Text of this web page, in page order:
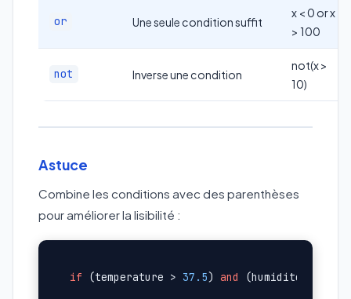
or Une seule condition suffit
x < 0 or x
> 100
not Inverse une condition
not(x >
10)
Astuce
Combine les conditions avec des parenthèses
pour améliorer la lisibilité :
if (temperature > 37.5) and (humidite >